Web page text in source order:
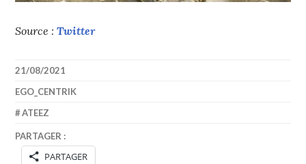
Source :Twitter
21/08/2021
EGO_CENTRIK
ATEEZ
PARTAGER :
PARTAGER